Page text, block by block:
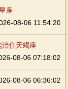
座
08-06 11:54:20
住天蝎座
08-06 07:18:02
08-06 06:36:02